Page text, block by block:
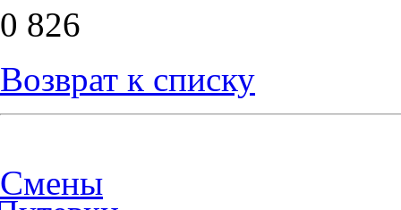
0 826
Возврат к списку
Смены